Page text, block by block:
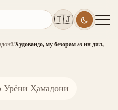
🇹🇯
/Худовандо, му безорам аз ин дил,
Урёни Ҳамадонӣ